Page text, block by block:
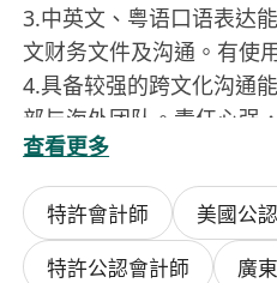
3.中英文、粤语口语表达
文财务文件及沟通。有使
4.具备较强的跨文化沟通
部与海外团队。责任心强
立处理复杂跨境财务问题
维，注重细节。
5.香港本地籍优先录取。
查看更多
特許會計師
美國公
特許公認會計師
廣